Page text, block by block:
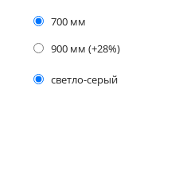
700 мм
900 мм (+28%)
светло-серый